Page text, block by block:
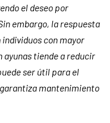
el deseo por
embargo, la respuesta
con mayor
ayunas tiende a reducir
ser útil para el
mantenimiento